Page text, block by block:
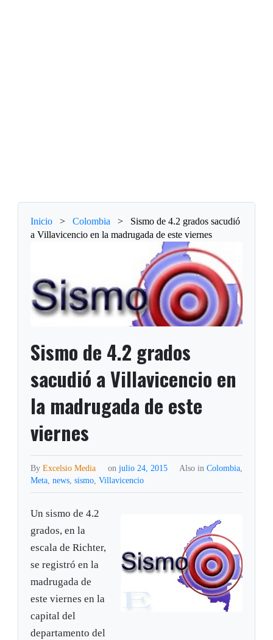
Inicio > Colombia >
Sismo de 4.2 grados sacudió
a Villavicencio en la madrugada de este viernes
Sismo de 4.2 grados
sacudió a Villavicencio en
la madrugada de este
viernes
ByExcelsio Media on julio 24, 2015 Also in Colombia,
Meta,news,sismo,Villavicencio
Un sismo de 4.2
grados, en la
escala de Richter,
se registró en la
madrugada de
este viernes en la
capital del
departamento del